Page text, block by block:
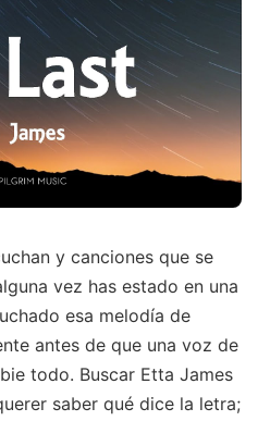
y canciones que se
vez has estado en una
esa melodía de
antes de que una voz de
todo. Buscar Etta James
saber qué dice la letra;